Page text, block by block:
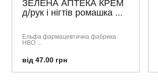
ЗЕЛЕНА АПТЕКА КРЕМ
д/рук і нігтів ромашка ...
Ельфа фармацевтична фабрика
НВО ...
від 47.00 грн